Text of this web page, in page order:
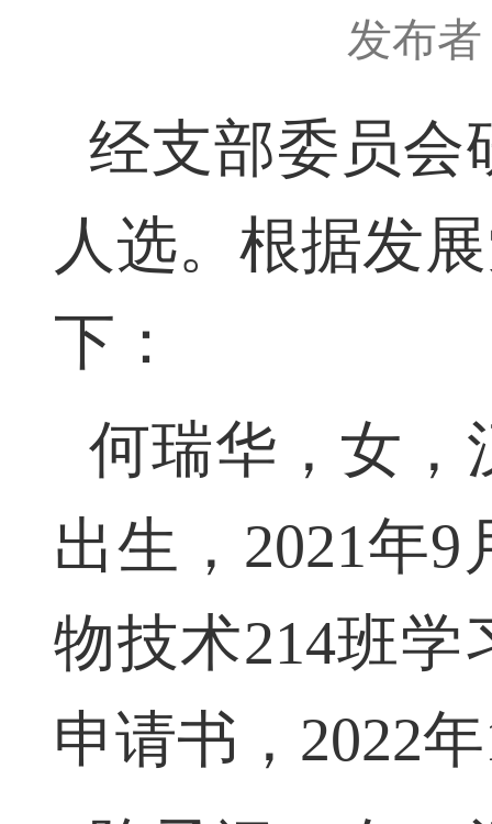
发布
经支部委员
人选。根据发
下：
何瑞华，女，
出生，2021年
物技术214班
申请书，2022